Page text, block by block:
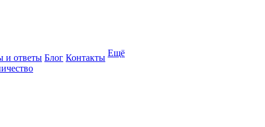
и ответы Блог Контакты Ещё